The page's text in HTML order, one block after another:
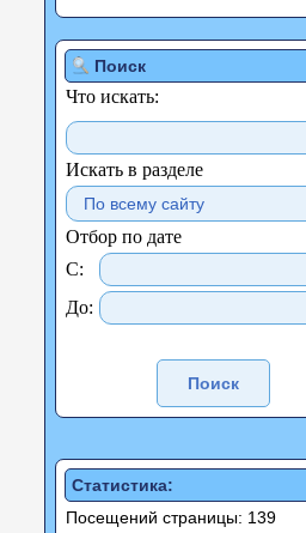
Поиск
Что искать:
Искать в разделе
Отбор по дате
С:
До:
Статистика:
Посещений страницы: 139